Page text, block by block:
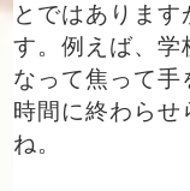
とではありま
す。例えば、学
なって焦って手
時間に終わらせ
ね。